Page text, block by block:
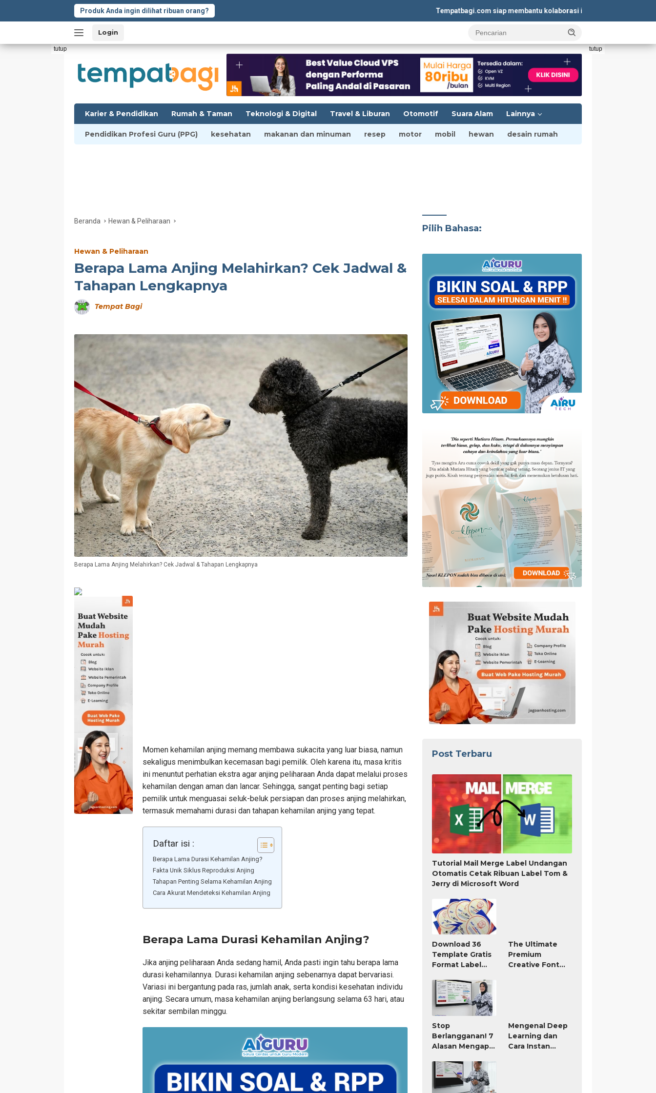
Produk Anda ingin dilihat ribuan orang? Tempatbagi.com siap membantu kolaborasi iklan yang menguntungkan.
Login
tutup tutup
Karier & Pendidikan Rumah & Taman Teknologi & Digital Travel & Liburan Otomotif Suara Alam Lainnya
Pendidikan Profesi Guru (PPG) kesehatan makanan dan minuman resep motor mobil hewan desain rumah
Beranda Hewan & Peliharaan
Hewan & Peliharaan
Berapa Lama Anjing Melahirkan? Cek Jadwal &
Tahapan Lengkapnya
Tempat Bagi
Berapa Lama Anjing Melahirkan? Cek Jadwal & Tahapan Lengkapnya
Momen kehamilan anjing memang membawa sukacita yang luar biasa, namun
sekaligus menimbulkan kecemasan bagi pemilik. Oleh karena itu, masa kritis
ini menuntut perhatian ekstra agar anjing peliharaan Anda dapat melalui proses
kehamilan dengan aman dan lancar. Sehingga, sangat penting bagi setiap
pemilik untuk menguasai seluk-beluk persiapan dan proses anjing melahirkan,
termasuk memahami durasi dan tahapan kehamilan anjing yang tepat.
Daftar isi :
Berapa Lama Durasi Kehamilan Anjing?
Fakta Unik Siklus Reproduksi Anjing
Tahapan Penting Selama Kehamilan Anjing
Cara Akurat Mendeteksi Kehamilan Anjing
Berapa Lama Durasi Kehamilan Anjing?
Jika anjing peliharaan Anda sedang hamil, Anda pasti ingin tahu berapa lama
durasi kehamilannya. Durasi kehamilan anjing sebenarnya dapat bervariasi.
Variasi ini bergantung pada ras, jumlah anak, serta kondisi kesehatan individu
anjing. Secara umum, masa kehamilan anjing berlangsung selama 63 hari, atau
sekitar sembilan minggu.
Pilih Bahasa:
Post Terbaru
Tutorial Mail Merge Label Undangan
Otomatis Cetak Ribuan Label Tom &
Jerry di Microsoft Word
Download 36
Template Gratis
Format Label
Microsoft Word
The Ultimate
Premium
Creative Font
Stop
Berlangganan! 7
Alasan Mengapa
Tool AI untuk
Guru Paling
Worth It (Bayar
Mengenal Deep
Learning dan
Cara Instan